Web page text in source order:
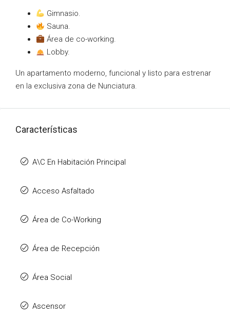
Gimnasio.
Sauna.
Área de co-working.
Lobby.
Un apartamento moderno, funcional y listo para estrenar
en la exclusiva zona de Nunciatura.
Características
A\C En Habitación Principal
Acceso Asfaltado
Área de Co-Working
Área de Recepción
Área Social
Ascensor